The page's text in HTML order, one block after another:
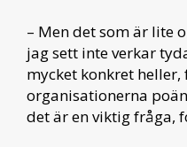
– Men det som är lite
jag sett inte verkar
mycket konkret
organisationerna
det är en viktig fråga,